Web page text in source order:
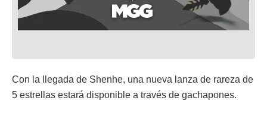
Con la llegada de Shenhe, una nueva lanza de rareza de
5 estrellas estará disponible a través de gachapones.